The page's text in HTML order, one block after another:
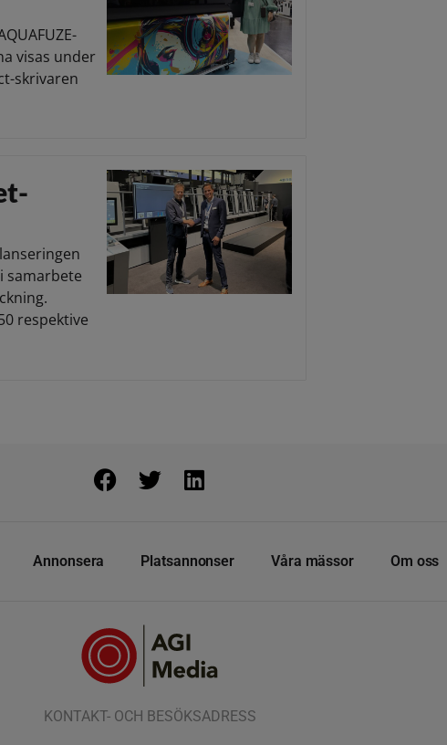
visas under
skrivaren
samarbete
respektive
Annonsera Platsannonser Våra mässor Om oss
KONTAKT- OCH BESÖKSADRESS